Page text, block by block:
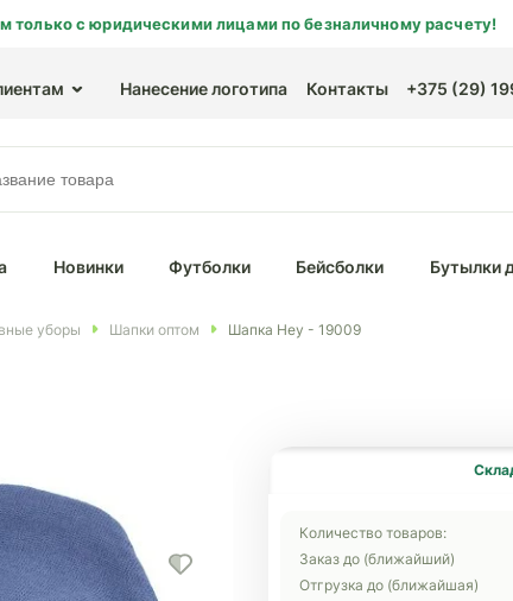
только с юридическими лицами по безналичному расчету!
Нанесение логотипа Контакты +375 (29)
Новинки Футболки Бейсболки Бутылки
уборы Шапки оптом Шапка Hey - 19009
Количество товаров:
Заказ до (ближайший)
Отгрузка до (ближайшая)